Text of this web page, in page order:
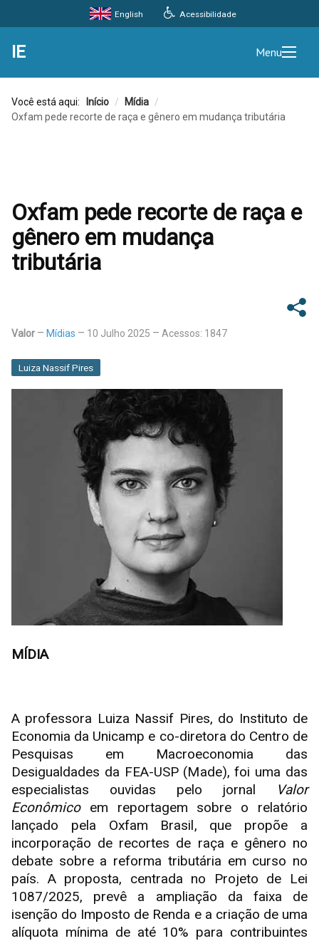
Acessibilidade
English
IE Menu
Você está aqui: Início / Mídia /
Oxfam pede recorte de raça e gênero em mudança tributária
Oxfam pede recorte de raça e
gênero em mudança
tributária
Valor Mídias 10 Julho 2025 Acessos: 1847
Luiza Nassif Pires
MÍDIA
A professora Luiza Nassif Pires, do Instituto de
Economia da Unicamp e co-diretora do Centro de
Pesquisas em Macroeconomia das
Desigualdades da FEA-USP (Made), foi uma das
especialistas ouvidas pelo jornal
Valor
Econômicoem reportagem sobre o relatório
lançado pela Oxfam Brasil, que propõe a
incorporação de recortes de raça e gênero no
debate sobre a reforma tributária em curso no
país. A proposta, centrada no Projeto de Lei
1087/2025, prevê a ampliação da faixa de
isenção do Imposto de Renda e a criação de uma
alíquota mínima de até 10% para contribuintes